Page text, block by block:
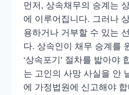
먼저, 상속채무의 승계는
에 이루어집니다. 그러나
용하거나 거부할 수 있는
다. 상속인이 채무 승계를
‘상속포기’ 절차를 밟아야
는 고인의 사망 사실을 안
에 가정법원에 신고해야